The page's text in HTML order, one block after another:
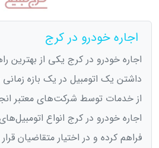
اجاره خودرو در کرج
اجاره خودرو در کرج یکی از بهترین
داشتن یک اتومبیل در یک بازه
از خدمات توسط شرکت‌های معتبر
اجاره خودرو در کرج انواع
فراهم کرده و در اختیار متقاضیان